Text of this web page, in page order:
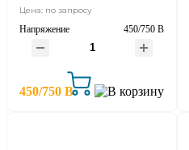
450/750 В
Цена: по запросу
Напряжение 450/750 В